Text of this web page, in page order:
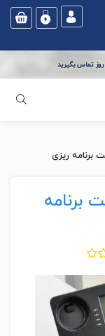
تماس بگیرید
جستجو
برنامه ریزی
برنامه